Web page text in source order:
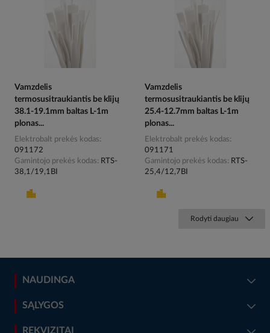
Vamzdelis
termosusitraukiantis be klijų
38.1-19.1mm baltas L-1m
plonas...
Elektrobalt prekės kodas
091172
Gamintojo prekės kodas
RTS-
38,1/19,1BI
Vamzdelis
termosusitraukiantis be klijų
25.4-12.7mm baltas L-1m
plonas...
Elektrobalt prekės kodas
091171
Gamintojo prekės kodas
RTS-
25,4/12,7BI
Rodyti daugiau
NAUDINGA
SĄLYGOS
REKVIZITAI